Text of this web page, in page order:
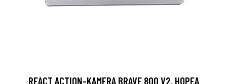
REACT ACTION-KAMERA BRAVE 800 V2, HOPEA